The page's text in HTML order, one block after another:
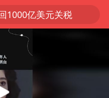
1000亿美元关税
能+”促就业创业新路
东财大教授刘海明逝世